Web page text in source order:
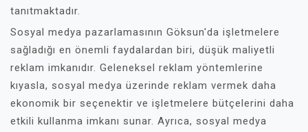
tanıtmaktadır.
Sosyal medya pazarlamasının Göksun'da işletmelere
sağladığı en önemli faydalardan biri, düşük maliyetli
reklam imkanıdır. Geleneksel reklam yöntemlerine
kıyasla, sosyal medya üzerinde reklam vermek daha
ekonomik bir seçenektir ve işletmelere bütçelerini daha
etkili kullanma imkanı sunar. Ayrıca, sosyal medya